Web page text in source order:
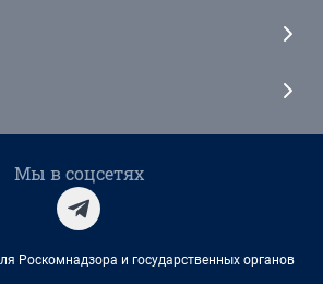
Мы в соцсетях
Роскомнадзора и государственных органов